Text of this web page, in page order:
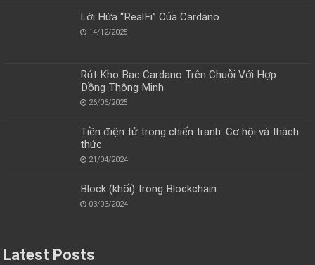
Lời Hứa “RealFi” Của Cardano
14/12/2025
Rút Kho Bạc Cardano Trên Chuỗi Với Hợp
Đồng Thông Minh
26/06/2025
Tiền điện tử trong chiến tranh: Cơ hội và thách
thức
21/04/2024
Block (khối) trong Blockchain
03/03/2024
Latest Posts